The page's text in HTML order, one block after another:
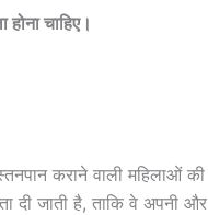
चाहिए।
कराने वाली महिलाओं की
दी जाती है, ताकि वे अपनी और